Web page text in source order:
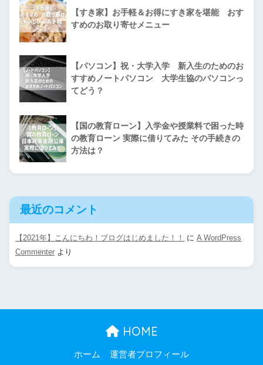
【すき家】お手軽＆お得にすき家を堪能 おす
すめのお取り寄せメニュー
【パソコン】祝・大学入学 新入生のためのお
すすめノートパソコン 大学生協のパソコンっ
てどう？
【国の教育ローン】入学金や授業料で困った時
の教育ローン 実際に借りてみた その手続きの
方法は？
最近のコメント
【2021年】こんにちわ！ブログはじめました！！ に A WordPress
Commenter より
HOME
ホーム 運営者プロフィール